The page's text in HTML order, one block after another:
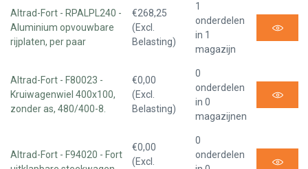
Altrad-Fort - RPALPL240 -
Aluminium opvouwbare
rijplaten, per paar
€268,25
(Excl.
Belasting)
1
onderdelen
in 1
magazijn
Altrad-Fort - F80023 -
Kruiwagenwiel 400x100,
zonder as, 480/400-8.
€0,00
(Excl.
Belasting)
0
onderdelen
in 0
magazijnen
Altrad-Fort - F94020 - Fort
€0,00
(Excl.
0
onderdelen